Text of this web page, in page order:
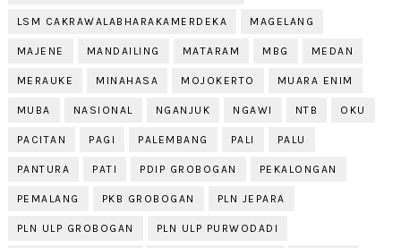
LSM CAKRAWALABHARAKAMERDEKA MAGELANG
MAJENE MANDAILING MATARAM MBG MEDAN
MERAUKE MINAHASA MOJOKERTO MUARA ENIM
MUBA NASIONAL NGANJUK NGAWI NTB OKU
PACITAN PAGI PALEMBANG PALI PALU
PANTURA PATI PDIP GROBOGAN PEKALONGAN
PEMALANG PKB GROBOGAN PLN JEPARA
PLN ULP GROBOGAN PLN ULP PURWODADI